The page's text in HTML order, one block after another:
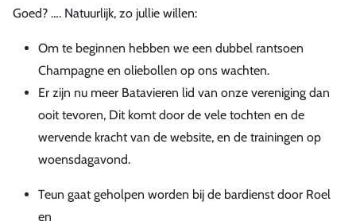
Goed? …. Natuurlijk, zo jullie willen:
Om te beginnen hebben we een dubbel rantsoen
Champagne en oliebollen op ons wachten.
Er zijn nu meer Batavieren lid van onze vereniging dan
ooit tevoren, Dit komt door de vele tochten en de
wervende kracht van de website, en de trainingen op
woensdagavond.
Teun gaat geholpen worden bij de bardienst door Roel
en